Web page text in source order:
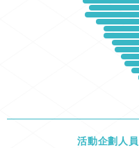
活動企劃人員